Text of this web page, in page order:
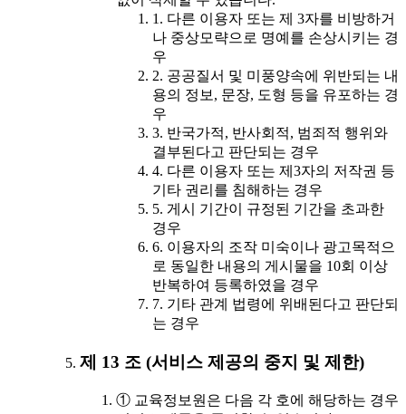
1. 다른 이용자 또는 제 3자를 비방하거
나 중상모략으로 명예를 손상시키는 경
우
2. 공공질서 및 미풍양속에 위반되는 내
용의 정보, 문장, 도형 등을 유포하는 경
우
3. 반국가적, 반사회적, 범죄적 행위와
결부된다고 판단되는 경우
4. 다른 이용자 또는 제3자의 저작권 등
기타 권리를 침해하는 경우
5. 게시 기간이 규정된 기간을 초과한
경우
6. 이용자의 조작 미숙이나 광고목적으
로 동일한 내용의 게시물을 10회 이상
반복하여 등록하였을 경우
7. 기타 관계 법령에 위배된다고 판단되
는 경우
제 13 조 (서비스 제공의 중지 및 제한)
① 교육정보원은 다음 각 호에 해당하는 경우